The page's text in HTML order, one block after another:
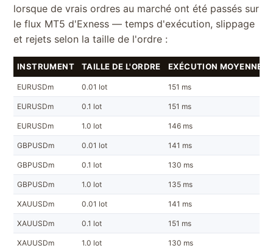
lorsque de vrais ordres au marché ont été passés sur
le flux MT5 d'Exness — temps d'exécution, slippage
et rejets selon la taille de l'ordre :
INSTRUMENT TAILLE DE L'ORDRE EXÉCUTION MOYENNE
EURUSDm 0.01 lot 151 ms
EURUSDm 0.1 lot 151 ms
EURUSDm 1.0 lot 146 ms
GBPUSDm 0.01 lot 141 ms
GBPUSDm 0.1 lot 130 ms
GBPUSDm 1.0 lot 135 ms
XAUUSDm 0.01 lot 141 ms
XAUUSDm 0.1 lot 151 ms
XAUUSDm 1.0 lot 130 ms